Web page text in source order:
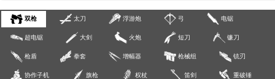
双枪 太刀 浮游炮 弓 电锯
超电锯 大剑 火炮 短刀 镰刀
枪盾 拳套 增幅器 枪械组 铳刃
协作子机 旗枪 权杖 笛剑 重破锤